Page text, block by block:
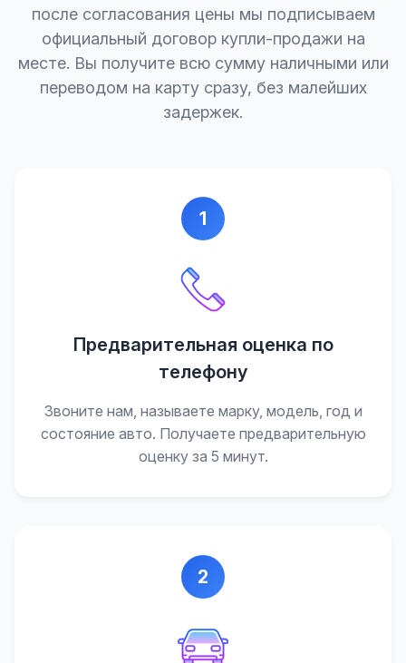
после согласования цены мы подписываем
официальный договор купли-продажи на
месте. Вы получите всю сумму наличными или
переводом на карту сразу, без малейших
задержек.
1
Предварительная оценка по
телефону
Звоните нам, называете марку, модель, год и
состояние авто. Получаете предварительную
оценку за 5 минут.
2